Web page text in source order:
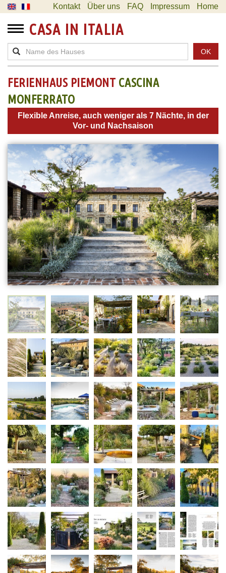
Kontakt Über uns FAQ Impressum Home
CASA IN ITALIA
OK
FERIENHAUS PIEMONT CASCINA
MONFERRATO
Flexible Anreise, auch weniger als 7 Nächte, in der
Vor- und Nachsaison